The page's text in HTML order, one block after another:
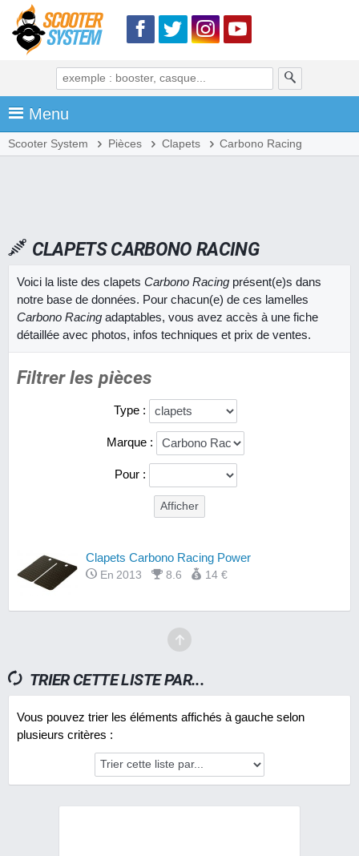
Menu
Scooter System Pièces Clapets Carbono Racing
CLAPETS CARBONO RACING
Voici la liste des clapets Carbono Racing présent(e)s dans
notre base de données. Pour chacun(e) de ces lamelles
Carbono Racing adaptables, vous avez accès à une fiche
détaillée avec photos, infos techniques et prix de ventes.
Filtrer les pièces
Type :
Marque :
Pour :
Clapets Carbono Racing Power
En 2013 8.6 14 €
TRIER CETTE LISTE PAR...
Vous pouvez trier les éléments affichés à gauche selon
plusieurs critères :